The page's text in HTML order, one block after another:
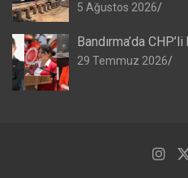
5 Ağustos 2026
Bandırma’da
29 Temmuz 2026